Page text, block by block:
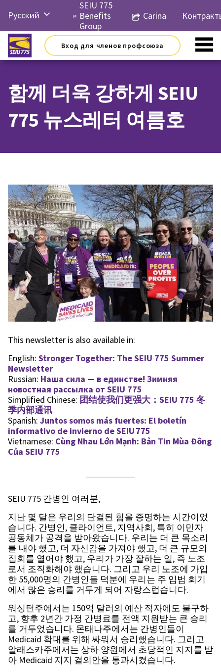
Русский
English
Español
한국어
Tiếng
Việt
SEIU 775
Benefits
Group
Carina
Вход для членов профсоюза
함께 더욱 강하게 SEIU
775 뉴스레터 여름호
This newsletter is also available in:
English: Stronger Together: The SEIU 775 Summer
Newsletter
Russian: Наша сила — в единстве! Зимняя
новостная рассылка от SEIU 775
Simplified Chinese: 团结使我们更强大：SEIU 775 冬
季内部通讯
Spanish: Juntos somos más fuertes: El boletín
informativo de invierno de SEIU 775
Vietnamese: Cùng Nhau Lớn Mạnh: Bản Tin Mùa Đông
Của SEIU 775
SEIU 775 간병인 여러분,
지난 몇 달은 우리의 단결된 힘을 증명하는 시간이었
습니다. 간병인, 클라이언트, 지역사회, 특히 이민자
공동체가 공격을 받아왔습니다. 우리는 더 큰 목소리
를 내야 했고, 더 자신감을 가져야 했고, 더 큰 규모의
집회를 열어야 했고, 우리가 가장 잘하는 일, 즉 노조
로서 조직화해야 했습니다. 그리고 우리 노조에 가입
한 55,000명의 간병인들 덕분에 우리는 주 입법 회기
에서 많은 승리를 거두게 되어 자랑스럽습니다.
워싱턴주에서는 150억 달러의 예산 적자에도 불구하
고, 향후 2년간 가정 간병료를 전액 지원받는 큰 승리
를 거두었습니다. 몬태나주에서는 간병인들이
Medicaid 확대를 위해 싸워서 승리했습니다. 그리고
알래스카주에서는 상하 양원에서 초당적인 지지를 받
아 Medicaid 지지 결의안을 통과시켰습니다.